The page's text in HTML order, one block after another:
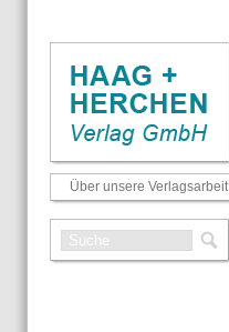
Über unsere Verlagsarbeit